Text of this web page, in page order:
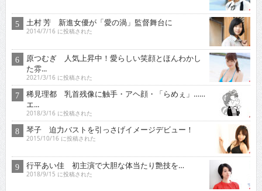
土村 芳 新進女優が「愛の渦」監督舞台に
2014/7/16 に投稿された
原つむぎ 人気上昇中！愛らしい笑顔とほんわかし
た雰...
2021/3/16 に投稿された
稀見理都 乳首残像に触手・アヘ顔・「らめぇ」……
エ...
2018/3/16 に投稿された
琴子 迫力バストを引っさげイメージデビュー！
2015/10/16 に投稿された
行平あい佳 初主演で大胆な体当たり艶技を…
2018/9/15 に投稿された